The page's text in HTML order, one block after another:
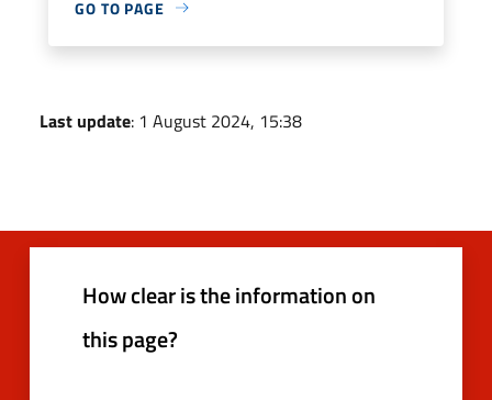
GO TO PAGE
Last update: 1 August 2024, 15:38
How clear is the information on
this page?